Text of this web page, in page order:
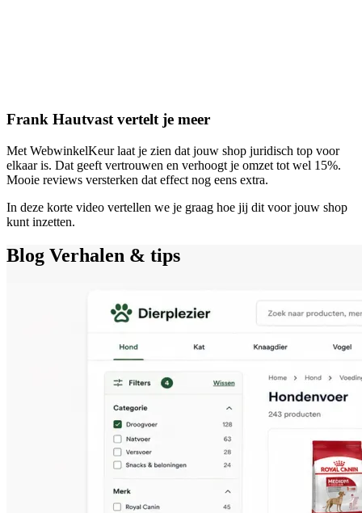
Frank Hautvast vertelt je meer
Met WebwinkelKeur laat je zien dat jouw shop juridisch top voor
elkaar is. Dat geeft vertrouwen en verhoogt je omzet tot wel 15%.
Mooie reviews versterken dat effect nog eens extra.
In deze korte video vertellen we je graag hoe jij dit voor jouw shop
kunt inzetten.
Blog Verhalen & tips